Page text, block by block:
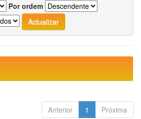
Por ordem
Anterior 1 Próxima